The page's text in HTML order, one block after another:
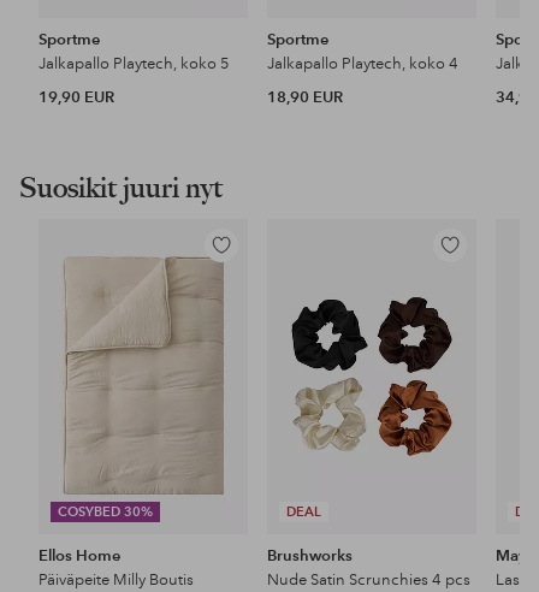
Sportme
Jalkapallo Playtech, koko 5
19,90 EUR
Sportme
Jalkapallo Playtech, koko 4
18,90 EUR
34,90
Suosikit juuri nyt
COSYBED 30%
Lisää
Ellos Home
Päiväpeite Milly Boutis
DEAL
Lisää
Brushworks
Nude Satin Scrunchies 4 pcs